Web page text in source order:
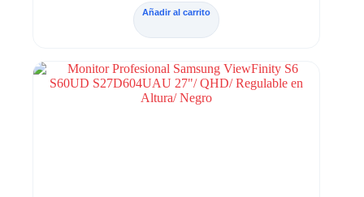
Añadir al carrito